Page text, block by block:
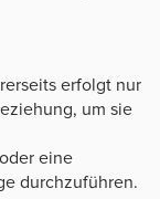
erfolgt nur
um sie
eine
durchzuführen.